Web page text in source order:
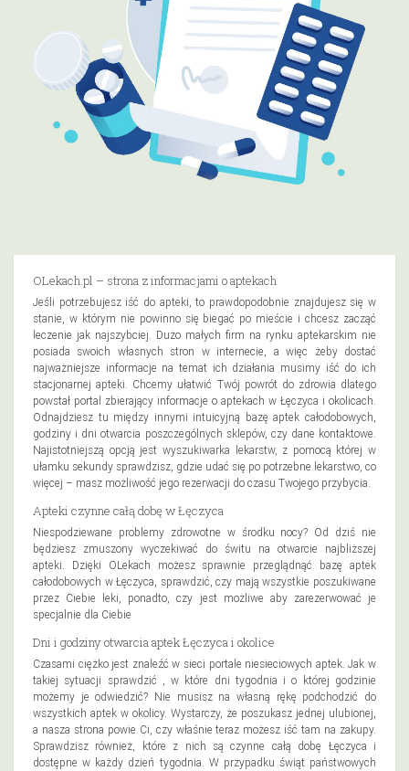
OLekach.pl – strona z informacjami o aptekach
Jeśli potrzebujesz iść do apteki, to prawdopodobnie znajdujesz się w
stanie, w którym nie powinno się biegać po mieście i chcesz zacząć
leczenie jak najszybciej. Dużo małych firm na rynku aptekarskim nie
posiada swoich własnych stron w internecie, a więc żeby dostać
najważniejsze informacje na temat ich działania musimy iść do ich
stacjonarnej apteki. Chcemy ułatwić Twój powrót do zdrowia dlatego
powstał portal zbierający informacje o aptekach w Łęczyca i okolicach.
Odnajdziesz tu między innymi intuicyjną bazę aptek całodobowych,
godziny i dni otwarcia poszczególnych sklepów, czy dane kontaktowe.
Najistotniejszą opcją jest wyszukiwarka lekarstw, z pomocą której w
ułamku sekundy sprawdzisz, gdzie udać się po potrzebne lekarstwo, co
więcej – masz możliwość jego rezerwacji do czasu Twojego przybycia.
Apteki czynne całą dobę w Łęczyca
Niespodziewane problemy zdrowotne w środku nocy? Od dziś nie
będziesz zmuszony wyczekiwać do świtu na otwarcie najbliższej
apteki. Dzięki OLekach możesz sprawnie przeglądnąć bazę aptek
całodobowych w Łęczyca, sprawdzić, czy mają wszystkie poszukiwane
przez Ciebie leki, ponadto, czy jest możliwe aby zarezerwować je
specjalnie dla Ciebie
Dni i godziny otwarcia aptek Łęczyca i okolice
Czasami ciężko jest znaleźć w sieci portale niesieciowych aptek. Jak w
takiej sytuacji sprawdzić , w które dni tygodnia i o której godzinie
możemy je odwiedzić? Nie musisz na własną rękę podchodzić do
wszystkich aptek w okolicy. Wystarczy, że poszukasz jednej ulubionej,
a nasza strona powie Ci, czy właśnie teraz możesz iść tam na zakupy.
Sprawdzisz również, które z nich są czynne całą dobę Łęczyca i
dostępne w każdy dzień tygodnia. W przypadku świąt państwowych